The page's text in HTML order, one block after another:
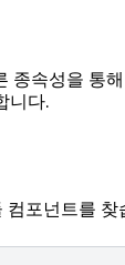
종속성을 통
니다.
포넌트를 찾